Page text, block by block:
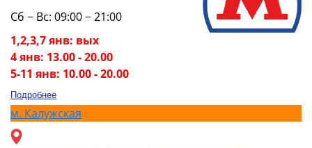
Сб − Вс: 09:00 − 21:00
1,2,3,7 янв: вых
4 янв: 13.00 - 20.00
5-11 янв: 10.00 - 20.00
Подробнее
м. Калужская